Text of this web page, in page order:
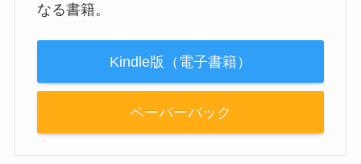
なる書籍。
Kindle版（電子書籍）
ペーパーバック